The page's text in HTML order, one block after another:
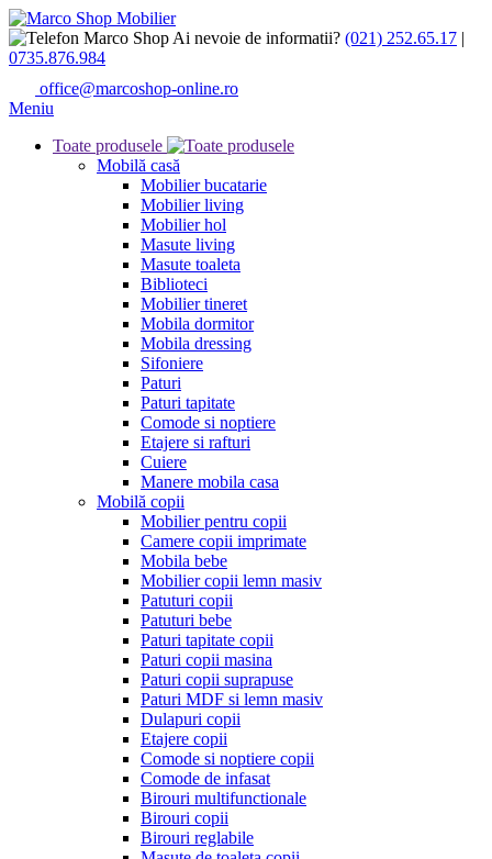
Ai nevoie de informatii? (021) 252.65.17 |
0735.876.984
office@marcoshop-online.ro
Meniu
Toate produsele
Mobilă casă
Mobilier bucatarie
Mobilier living
Mobilier hol
Masute living
Masute toaleta
Biblioteci
Mobilier tineret
Mobila dormitor
Mobila dressing
Sifoniere
Paturi
Paturi tapitate
Comode si noptiere
Etajere si rafturi
Cuiere
Manere mobila casa
Mobilă copii
Mobilier pentru copii
Camere copii imprimate
Mobila bebe
Mobilier copii lemn masiv
Patuturi copii
Patuturi bebe
Paturi tapitate copii
Paturi copii masina
Paturi copii suprapuse
Paturi MDF si lemn masiv
Dulapuri copii
Etajere copii
Comode si noptiere copii
Comode de infasat
Birouri multifunctionale
Birouri copii
Birouri reglabile